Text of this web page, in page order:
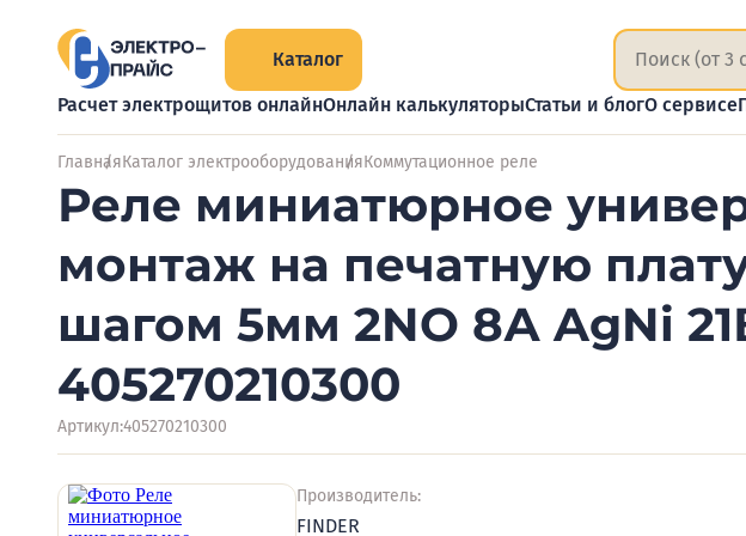
Каталог
Расчет электрощитов онлайнОнлайн калькуляторыСтатьи и блогО сервисе
ГлавнаяКаталог электрооборудованияКоммутационное реле
Реле миниатюрное
монтаж на печатную
шагом 5мм 2NO 8А AgNi
405270210300
Артикул:405270210300
Производитель:
FINDER